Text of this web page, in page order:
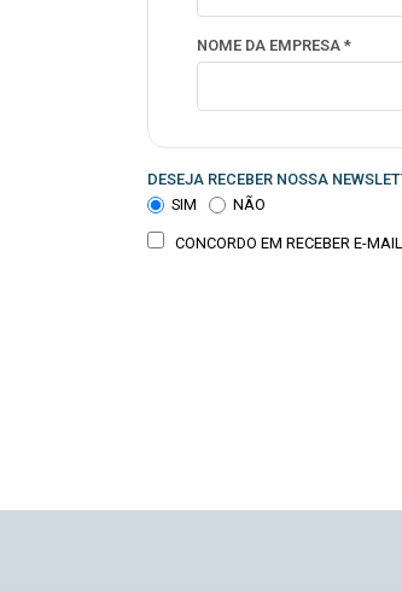
NOME DA EMPRESA *
DESEJA RECEBER NOSSA
SIM
NÃO
CONCORDO EM RECEBER E-